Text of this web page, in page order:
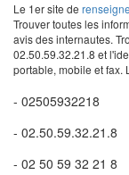
Le 1er site de
Trouver toutes les
avis des internautes.
02.50.59.32.21.8 et
portable, mobile et fax.
- 02505932218
- 02.50.59.32.21.8
- 02 50 59 32 21 8